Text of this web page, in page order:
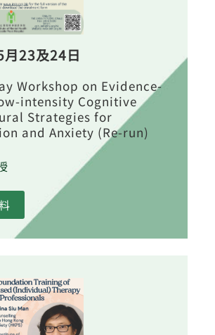
23及24日
Workshop on Evidence-
intensity Cognitive
Strategies for
and Anxiety (Re-run)